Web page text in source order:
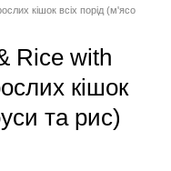
кішок всіх порід (м'ясо
Rice with
кішок
та рис)